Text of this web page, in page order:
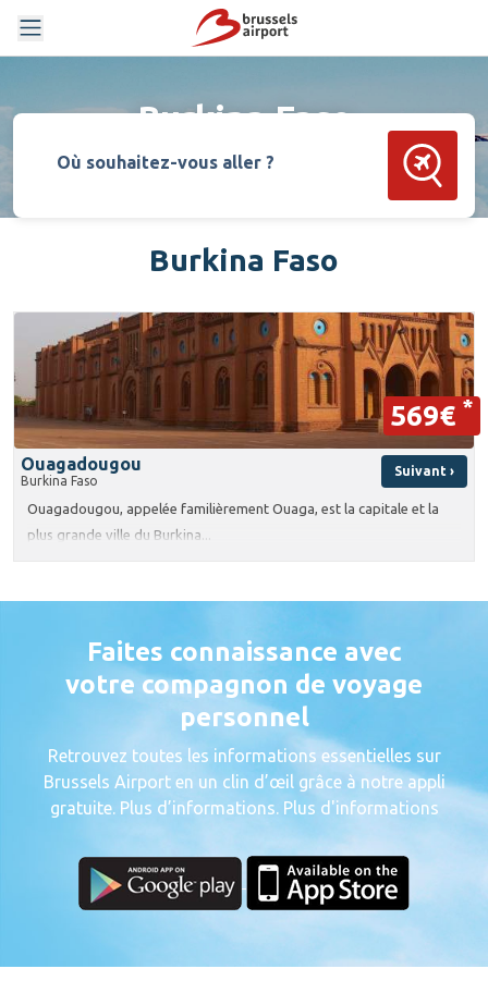
Burkina Faso
Où souhaitez-vous aller ?
Burkina Faso
569€ *
Ouagadougou
Burkina Faso
Suivant ›
Ouagadougou, appelée familièrement Ouaga, est la capitale et la
plus grande ville du Burkina...
Faites connaissance avec
votre compagnon de voyage
personnel
Retrouvez toutes les informations essentielles sur
Brussels Airport en un clin d’œil grâce à notre appli
gratuite. Plus d’informations. Plus d'informations